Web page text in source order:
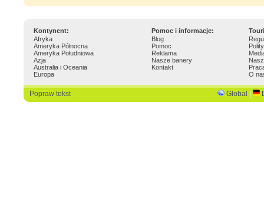
Kontynent: Pomoc i informacje:
Afryka
Ameryka Północna
Ameryka Południowa
Azja
Australia i Oceania
Europa
Blog
Pomoc
Reklama
Nasze banery
Kontakt
O
Popraw tekst Global